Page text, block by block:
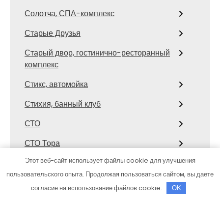
Солотча, СПА-комплекс
Старые Друзья
Старый двор, гостинично-ресторанный
комплекс
Стикс, автомойка
Стихия, банный клуб
СТО
СТО Тора
Столярка 22, производственно-
торговая компания
Сфинкс, автомоечный комплекс
Этот веб-сайт использует файлы cookie для улучшения
пользовательского опыта. Продолжая пользоваться сайтом, вы даете
согласие на использование файлов cookie.
OK